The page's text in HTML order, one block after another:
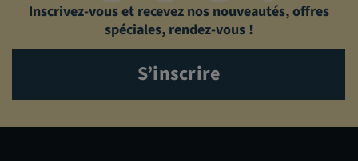
Inscrivez-vous et recevez nos nouveautés, offres
spéciales, rendez-vous !
S’inscrire